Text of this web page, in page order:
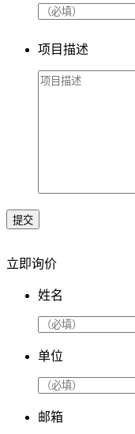
项目描述
提交
立即询价
姓名
单位
邮箱